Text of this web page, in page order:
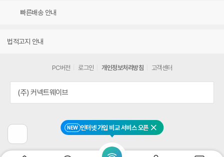
NEW 인터넷 가입 비교 서비스 오픈 닫기
빠른배송 안내
법적고지 안내
전
페
PC버전 로그인 개인정보처리방침 고객센터
(주) 커넥트웨이브